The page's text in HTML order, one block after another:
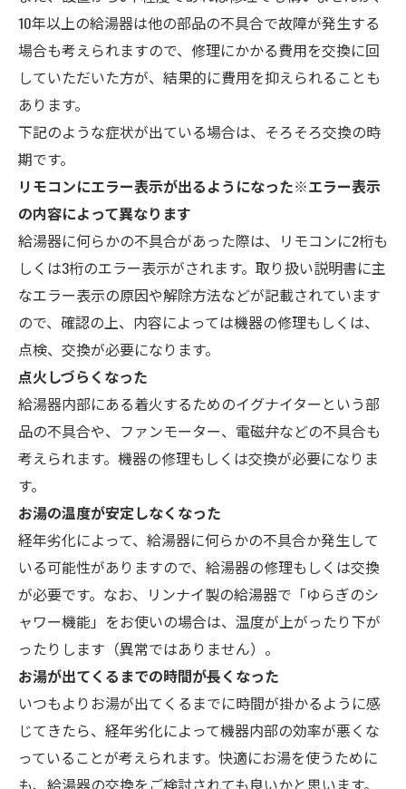
10年以上の給湯器は他の部品の不具合で故障が発生する
場合も考えられますので、修理にかかる費用を交換に回
していただいた方が、結果的に費用を抑えられることも
あります。
下記のような症状が出ている場合は、そろそろ交換の時
期です。
リモコンにエラー表示が出るようになった※エラー表示
の内容によって異なります
給湯器に何らかの不具合があった際は、リモコンに2桁も
しくは3桁のエラー表示がされます。取り扱い説明書に主
なエラー表示の原因や解除方法などが記載されています
ので、確認の上、内容によっては機器の修理もしくは、
点検、交換が必要になります。
点火しづらくなった
給湯器内部にある着火するためのイグナイターという部
品の不具合や、ファンモーター、電磁弁などの不具合も
考えられます。機器の修理もしくは交換が必要になりま
す。
お湯の温度が安定しなくなった
経年劣化によって、給湯器に何らかの不具合か発生して
いる可能性がありますので、給湯器の修理もしくは交換
が必要です。なお、リンナイ製の給湯器で「ゆらぎのシ
ャワー機能」をお使いの場合は、温度が上がったり下が
ったりします（異常ではありません）。
お湯が出てくるまでの時間が長くなった
いつもよりお湯が出てくるまでに時間が掛かるように感
じてきたら、経年劣化によって機器内部の効率が悪くな
っていることが考えられます。快適にお湯を使うために
も、給湯器の交換をご検討されても良いかと思います。